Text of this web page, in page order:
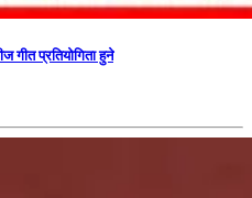
गीत प्रतियोगिता हुने